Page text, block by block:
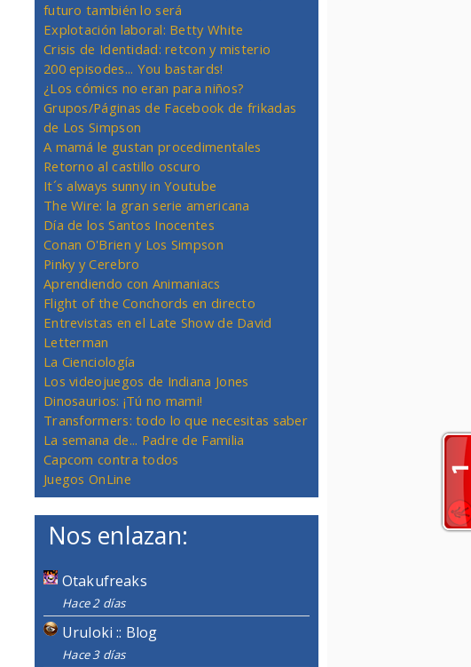
futuro también lo será
Explotación laboral: Betty White
Crisis de Identidad: retcon y misterio
200 episodes... You bastards!
¿Los cómics no eran para niños?
Grupos/Páginas de Facebook de frikadas
de Los Simpson
A mamá le gustan procedimentales
Retorno al castillo oscuro
It´s always sunny in Youtube
The Wire: la gran serie americana
Día de los Santos Inocentes
Conan O'Brien y Los Simpson
Pinky y Cerebro
Aprendiendo con Animaniacs
Flight of the Conchords en directo
Entrevistas en el Late Show de David
Letterman
La Cienciología
Los videojuegos de Indiana Jones
Dinosaurios: ¡Tú no mami!
Transformers: todo lo que necesitas saber
La semana de... Padre de Familia
Capcom contra todos
Juegos OnLine
Nos enlazan:
Otakufreaks
Hace 2 días
Uruloki :: Blog
Hace 3 días